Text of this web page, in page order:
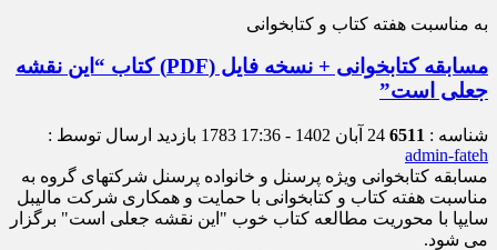
به مناسبت هفته کتاب و کتابخوانی
مسابقه کتابخوانی + نسخه فایل (PDF) کتاب “این نقشه
جعلی است”
شناسه : 6511 24 آبان 1402 - 17:36
ارسال توسط :
admin-fateh
مسابقه کتابخوانی ویژه پرسنل و خانواده پرسنل شرکتهای گروه به
مناسبت هفته کتاب و کتابخوانی با حمایت و همکاری شرکت مالیبل
سایپا با محوریت مطالعه کتاب خوب "این نقشه جعلی است" برگزار
می شود.